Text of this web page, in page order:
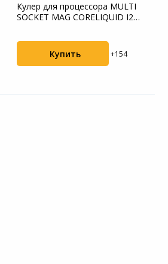
Кулер для процессора MULTI
SOCKET MAG CORELIQUID I240
Купить +154